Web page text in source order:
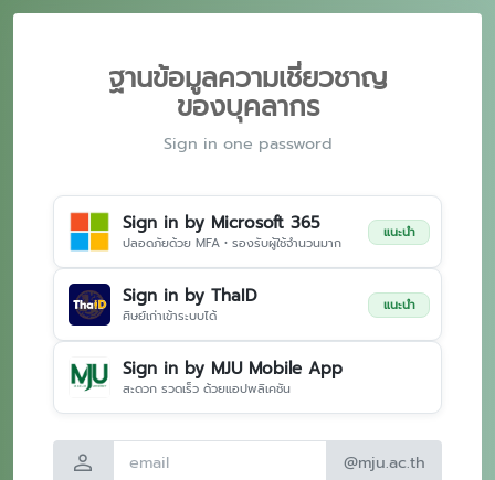
ฐานข้อมูลความเชี่ยวชาญ
ของบุคลากร
Sign in one password
Sign in by Microsoft 365
ปลอดภัยด้วย MFA • รองรับผู้ใช้จำนวนมาก
แนะนำ
Sign in by ThaID
ศิษย์เก่าเข้าระบบได้
แนะนำ
Sign in by MJU Mobile App
สะดวก รวดเร็ว ด้วยแอปพลิเคชัน
person @mju.ac.th